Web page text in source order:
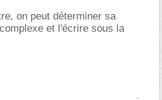
on peut déterminer sa
et l'écrire sous la